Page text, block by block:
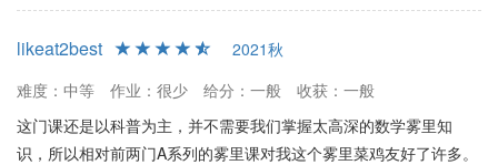
likeat2best
2021秋
难度：中等
作业：很少 给分：一般
收获：一般
这门课还是以科普为主，并不需要我们掌握太高深的数学雾里知
识，所以相对前两门A系列的雾里课对我这个雾里菜鸡友好了许多。